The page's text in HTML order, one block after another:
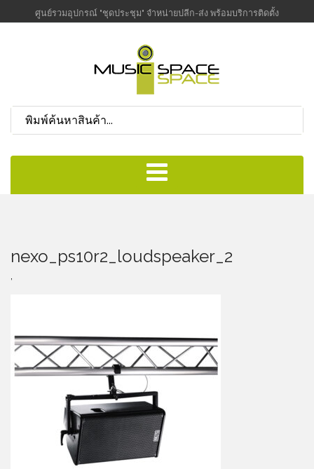
ศูนย์รวมอุปกรณ์ "ชุดประชุม" จำหน่ายปลีก-ส่ง พร้อมบริการติดตั้ง
nexo_ps10r2_loudspeaker_2